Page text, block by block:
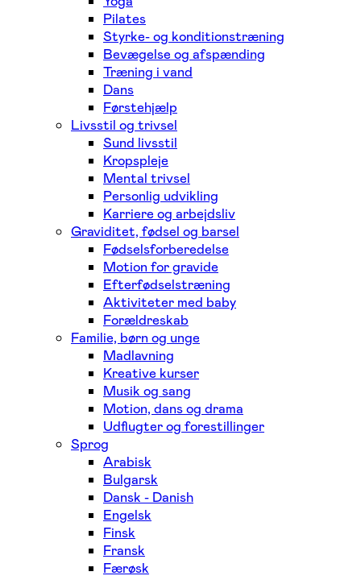
Pilates
Styrke- og konditionstræning
Bevægelse og afspænding
Træning i vand
Dans
Førstehjælp
Livsstil og trivsel
Sund livsstil
Kropspleje
Mental trivsel
Personlig udvikling
Karriere og arbejdsliv
Graviditet, fødsel og barsel
Fødselsforberedelse
Motion for gravide
Efterfødselstræning
Aktiviteter med baby
Forældreskab
Familie, børn og unge
Madlavning
Kreative kurser
Musik og sang
Motion, dans og drama
Udflugter og forestillinger
Sprog
Arabisk
Bulgarsk
Dansk - Danish
Engelsk
Finsk
Fransk
Færøsk